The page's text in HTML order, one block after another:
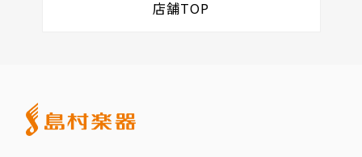
店舗TOP